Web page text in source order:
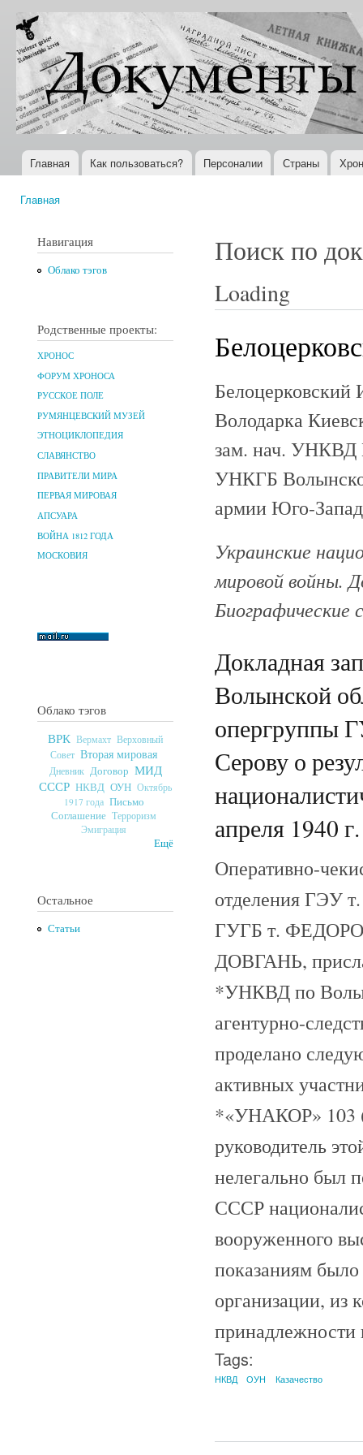
Документы
XX века
Всемирная
история в
Интернете
Главное меню
Главная Как пользоваться? Персоналии Страны
Главная
Навигация
Облако тэгов
Родственные проекты:
ХРОНОС
ФОРУМ ХРОНОСА
РУССКОЕ ПОЛЕ
РУМЯНЦЕВСКИЙ МУЗЕЙ
ЭТНОЦИКЛОПЕДИЯ
СЛАВЯНСТВО
ПРАВИТЕЛИ МИРА
ПЕРВАЯ МИРОВАЯ
АПСУАРА
ВОЙНА 1812 ГОДА
МОСКОВИЯ
Облако тэгов
ВРК Вермахт Верховный
Совет Вторая мировая
Дневник Договор МИД
СССР НКВД ОУН Октябрь
1917 года Письмо
Соглашение Терроризм
Эмиграция
Ещё
Остальное
Статьи
Поиск по
Loading
Володарка
зам. нач. УНКВД
УНКГБ
армии Юго-
Украинские
мировой войны.
Биографические
Докладная
Волынской
опергруппы
Серову о
апреля 1940 г.
Оперативно-
отделения ГЭУ
ГУГБ т.
ДОВГАНЬ,
*УНКВД по
агентурно-
проделано
активных
*«УНАКОР» 103
руководитель
нелегально был
СССР
вооруженного
показаниям
организации, из
принадлежности
Tags:
НКВД ОУН Казачество